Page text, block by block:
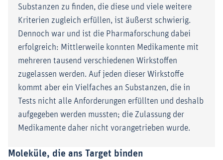
Substanzen zu finden, die diese und viele weitere
Kriterien zugleich erfüllen, ist äußerst schwierig.
Dennoch war und ist die Pharmaforschung dabei
erfolgreich: Mittlerweile konnten Medikamente mit
mehreren tausend verschiedenen Wirkstoffen
zugelassen werden. Auf jeden dieser Wirkstoffe
kommt aber ein Vielfaches an Substanzen, die in
Tests nicht alle Anforderungen erfüllten und deshalb
aufgegeben werden mussten; die Zulassung der
Medikamente daher nicht vorangetrieben wurde.
Moleküle, die ans Target binden